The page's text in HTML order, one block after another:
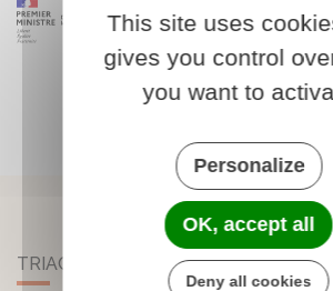
TRIAC-LAUTRAIT
This site uses
gives you control
you want to
Personalize
OK, accept all
Deny all cookies